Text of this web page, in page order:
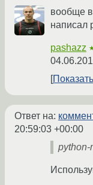
вообще
написал
pashazz
Ответ на:
20:59:03 +00:00
python-